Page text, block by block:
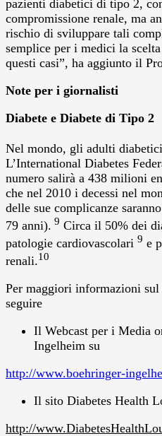
pazienti diabetici di tipo 2,
compromissione renale, ma
rischio di sviluppare tali
semplice per i medici la
questi casi”, ha aggiunto il
Note per i giornalisti
Diabete e Diabete di Tipo 2
Nel mondo, gli adulti
L’International Diabetes
numero salirà a 438 milioni
che nel 2010 i decessi nel
delle sue complicanze
79 anni). 9 Circa il 50% dei
patologie cardiovascolari 9 e
renali.10
Per maggiori informazioni
seguire
Il Webcast per i Media
Ingelheim su
http://www.boehringer-
Il sito Diabetes Health
http://